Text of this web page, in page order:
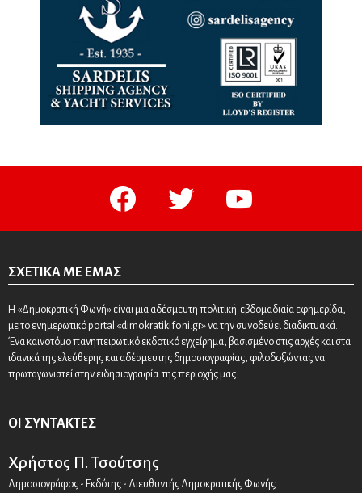
facebook twitter youtube
ΣΧΕΤΙΚΆ ΜΕ ΕΜΆΣ
Η «Δημοκρατική Φωνή» είναι μια αδέσμευτη πολιτική εβδομαδιαία εφημερίδα,
με το ενημερωτικό portal «dimokratikifoni.gr» να την συνοδεύει διαδικτυακά.
Ένα καινοτόμο πανηπειρωτικό εκδοτικό εγχείρημα, βασισμένο στις αρχές και στα
ιδανικά της ελεύθερης και αδέσμευτης δημοσιογραφίας, φιλοδοξώντας να
πρωταγωνιστεί στην ειδησιογραφία της περιοχής μας.
ΟΙ ΣΥΝΤΆΚΤΕΣ
Χρήστος Π. Τσούτσης
Δημοσιογράφος - Εκδότης - Διευθυντής Δημοκρατικής Φωνής